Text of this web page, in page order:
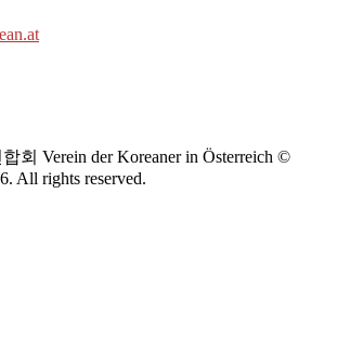
회 Verein der Koreaner in Österreich ©
. All rights reserved.